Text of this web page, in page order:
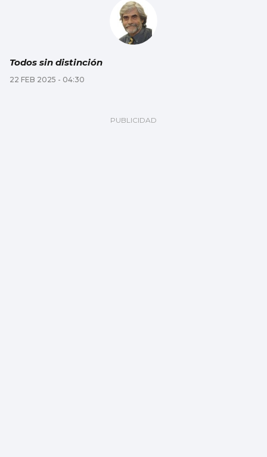
Todos sin distinción
22 FEB 2025 - 04:30